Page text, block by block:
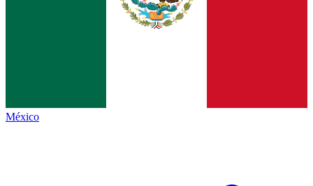
México